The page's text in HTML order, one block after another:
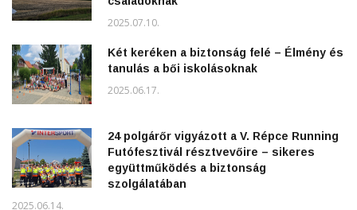
2025.07.10.
Két keréken a biztonság felé – Élmény és
tanulás a bői iskolásoknak
2025.06.17.
24 polgárőr vigyázott a V. Répce Running
Futófesztivál résztvevőire – sikeres
együttműködés a biztonság
szolgálatában
2025.06.14.